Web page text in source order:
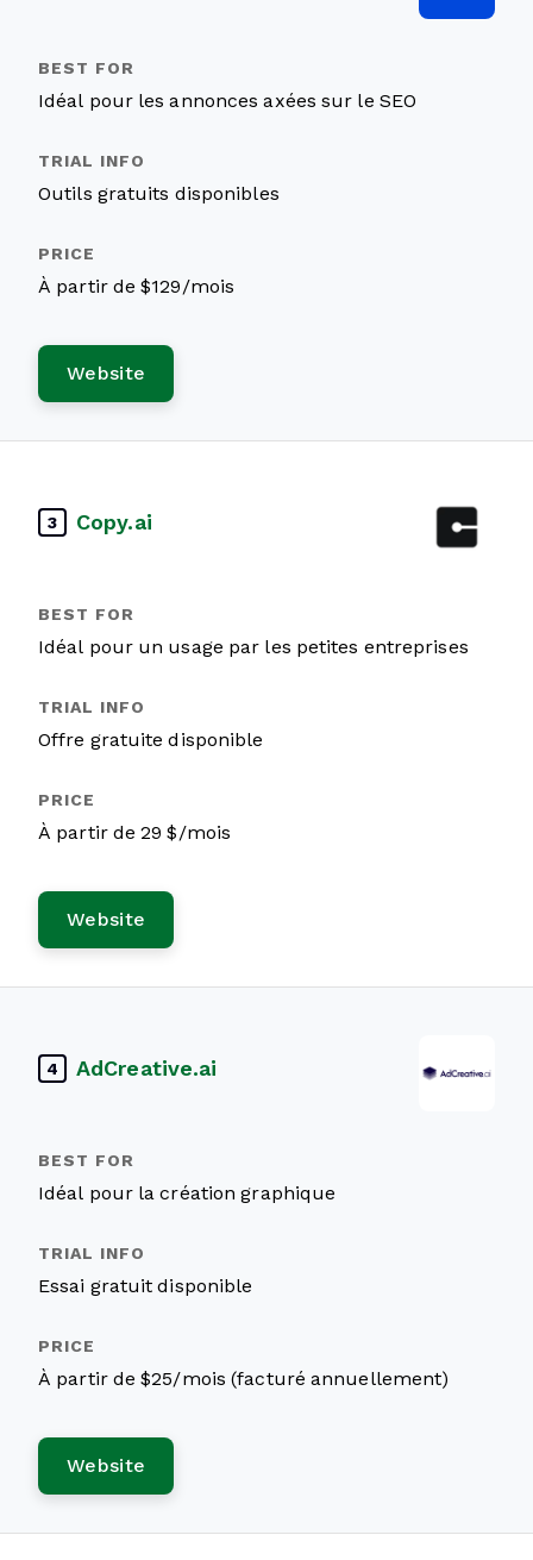
Idéal pour les annonces axées sur le SEO
Outils gratuits disponibles
À partir de $129/mois
Website
3 Copy.ai
Idéal pour un usage par les petites entreprises
Offre gratuite disponible
À partir de 29 $/mois
Website
4 AdCreative.ai
Idéal pour la création graphique
Essai gratuit disponible
À partir de $25/mois (facturé annuellement)
Website